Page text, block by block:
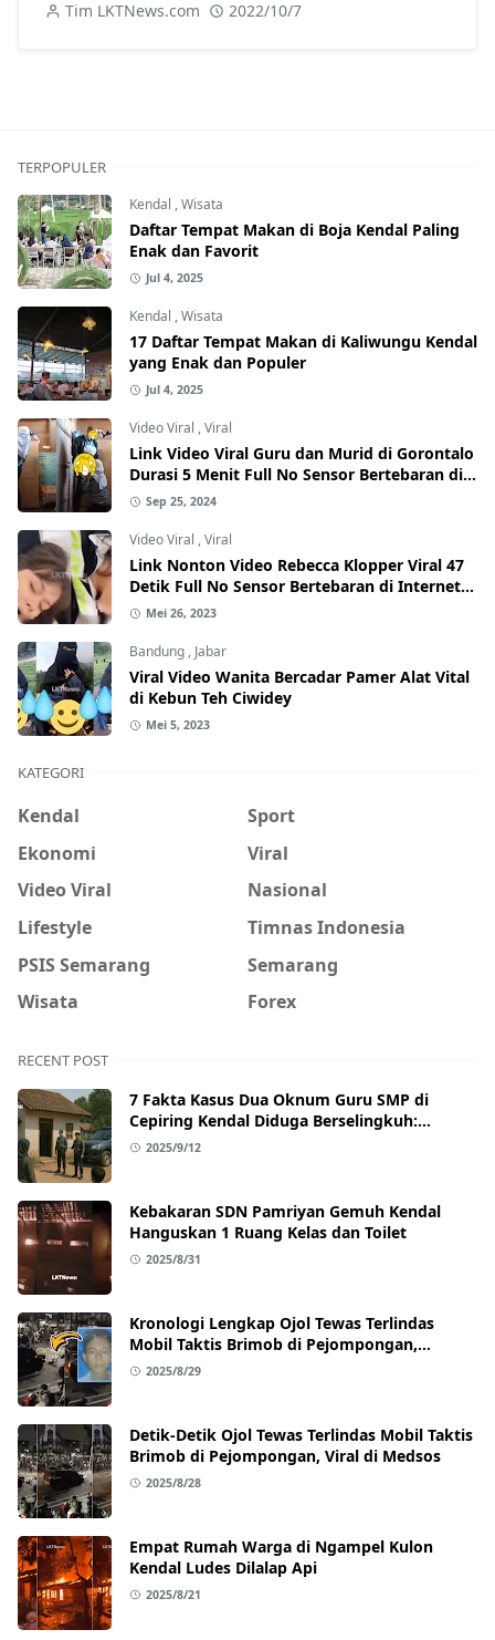
Tim LKTNews.com 2022/10/7
TERPOPULER
Kendal ,Wisata
Daftar Tempat Makan di Boja Kendal Paling
Enak dan Favorit
Jul 4, 2025
Kendal ,Wisata
17 Daftar Tempat Makan di Kaliwungu Kendal
yang Enak dan Populer
Jul 4, 2025
Video Viral ,Viral
Link Video Viral Guru dan Murid di Gorontalo
Durasi 5 Menit Full No Sensor Bertebaran di
Internet, Hati-Hati Phising!
Sep 25, 2024
Video Viral ,Viral
Link Nonton Video Rebecca Klopper Viral 47
Detik Full No Sensor Bertebaran di Internet,
Hati-Hati Phising!
Mei 26, 2023
Bandung , Jabar
Viral Video Wanita Bercadar Pamer Alat Vital
di Kebun Teh Ciwidey
Mei 5, 2023
KATEGORI
Kendal
Sport
Ekonomi
Viral
Video Viral
Nasional
Lifestyle
Timnas Indonesia
PSIS Semarang
Semarang
Wisata
Forex
RECENT POST
7 Fakta Kasus Dua Oknum Guru SMP di
Cepiring Kendal Diduga Berselingkuh:
Kronologi, Pengakuan, hingga Sanksi
2025/9/12
Kebakaran SDN Pamriyan Gemuh Kendal
Hanguskan 1 Ruang Kelas dan Toilet
2025/8/31
Kronologi Lengkap Ojol Tewas Terlindas
Mobil Taktis Brimob di Pejompongan,
Ternyata Sedang Antar Orderan
2025/8/29
Detik-Detik Ojol Tewas Terlindas Mobil Taktis
Brimob di Pejompongan, Viral di Medsos
2025/8/28
Empat Rumah Warga di Ngampel Kulon
Kendal Ludes Dilalap Api
2025/8/21